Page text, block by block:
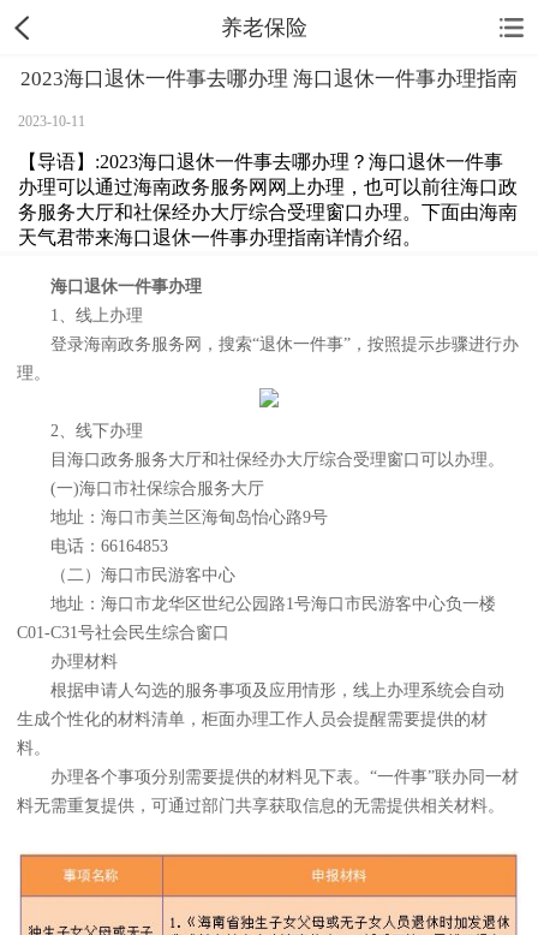
养老保险
2023海口退休一件事去哪办理 海口退休一件事办理指南
2023-10-11
【导语】:2023海口退休一件事去哪办理？海口退休一件事
办理可以通过海南政务服务网网上办理，也可以前往海口政
务服务大厅和社保经办大厅综合受理窗口办理。下面由海南
天气君带来海口退休一件事办理指南详情介绍。
海口退休一件事办理
1、线上办理
登录海南政务服务网，搜索“退休一件事”，按照提示步骤进行办
理。
2、线下办理
目海口政务服务大厅和社保经办大厅综合受理窗口可以办理。
(一)海口市社保综合服务大厅
地址：海口市美兰区海甸岛怡心路9号
电话：66164853
（二）海口市民游客中心
地址：海口市龙华区世纪公园路1号海口市民游客中心负一楼
C01-C31号社会民生综合窗口
办理材料
根据申请人勾选的服务事项及应用情形，线上办理系统会自动
生成个性化的材料清单，柜面办理工作人员会提醒需要提供的材
料。
办理各个事项分别需要提供的材料见下表。“一件事”联办同一材
料无需重复提供，可通过部门共享获取信息的无需提供相关材料。